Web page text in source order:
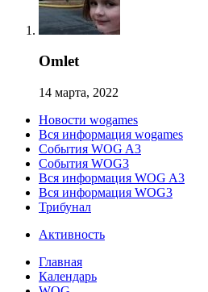
Omlet
14 марта, 2022
Новости wogames
Вся информация wogames
События WOG A3
События WOG3
Вся информация WOG A3
Вся информация WOG3
Трибунал
Активность
Главная
Календарь